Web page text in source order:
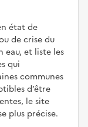
état de
de crise du
eau, et liste les
qui
communes
d’être
le site
plus précise.